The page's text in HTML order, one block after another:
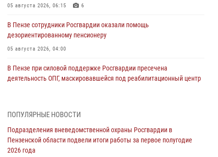
05 августа 2026, 06:15 6
В Пензе сотрудники Росгвардии оказали помощь
дезориентированному пенсионеру
05 августа 2026, 04:00
В Пензе при силовой поддержке Росгвардии пресечена
деятельность ОПГ, маскировавшейся под реабилитационный центр
работы за первое полугодие 2026 года
ПОПУЛЯРНЫЕ НОВОСТИ
Подразделения вневедомственной охраны Росгвардии в
Пензенской области подвели итоги работы за первое полугодие
2026 года